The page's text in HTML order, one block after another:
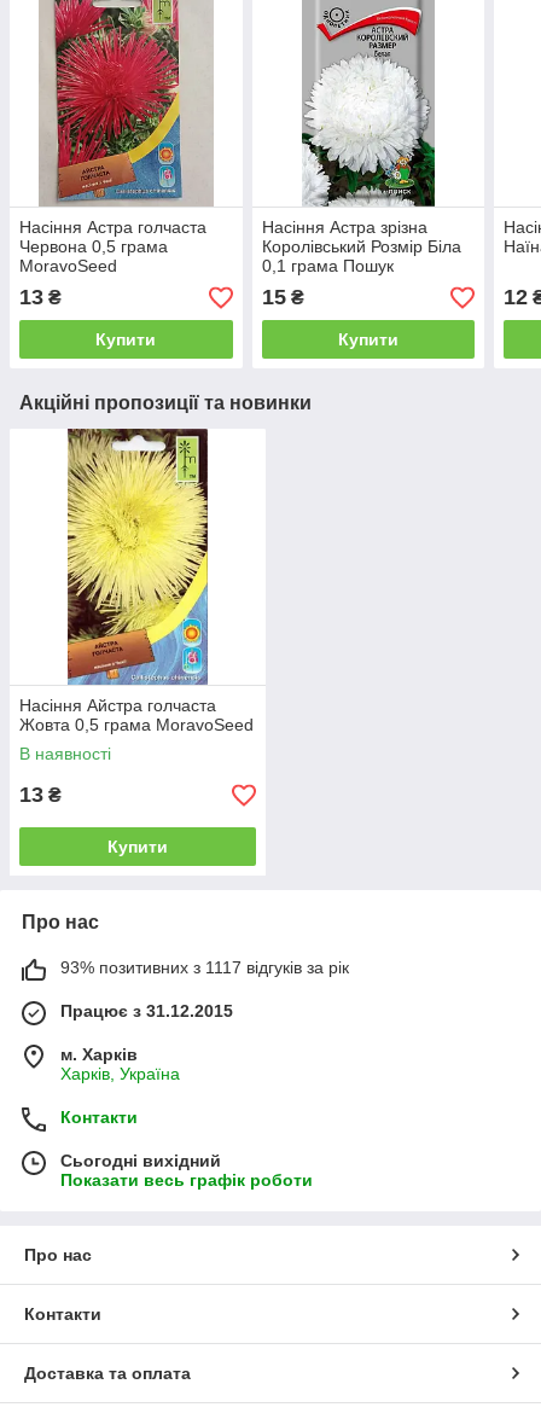
Насіння Астра голчаста
Червона 0,5 грама
MoravoSeed
13 ₴
Купити
Насіння Астра зрізна
Королівський Розмір Біла
0,1 грама Пошук
15₴
Купити
12
Акційні пропозиції та новинки
Насіння Айстра голчаста
Жовта 0,5 грама MoravoSeed
В наявності
13 ₴
Купити
Про нас
93% позитивних з 1117 відгуків за рік
Працює з 31.12.2015
м. Харків
Харків, Україна
Контакти
Сьогодні вихідний
Показати весь графік роботи
Про нас
Контакти
Доставка та оплата